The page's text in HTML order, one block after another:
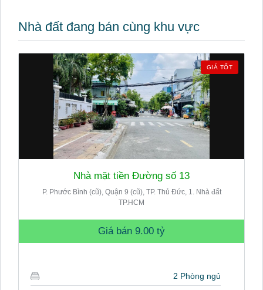
Nhà đất đang bán cùng khu vực
GIÁ TỐT
Nhà mặt tiền Đường số 13
P. Phước Bình (cũ), Quận 9 (cũ), TP. Thủ Đức, 1. Nhà đất
TP.HCM
Giá bán 9.00 tỷ
2 Phòng ngủ